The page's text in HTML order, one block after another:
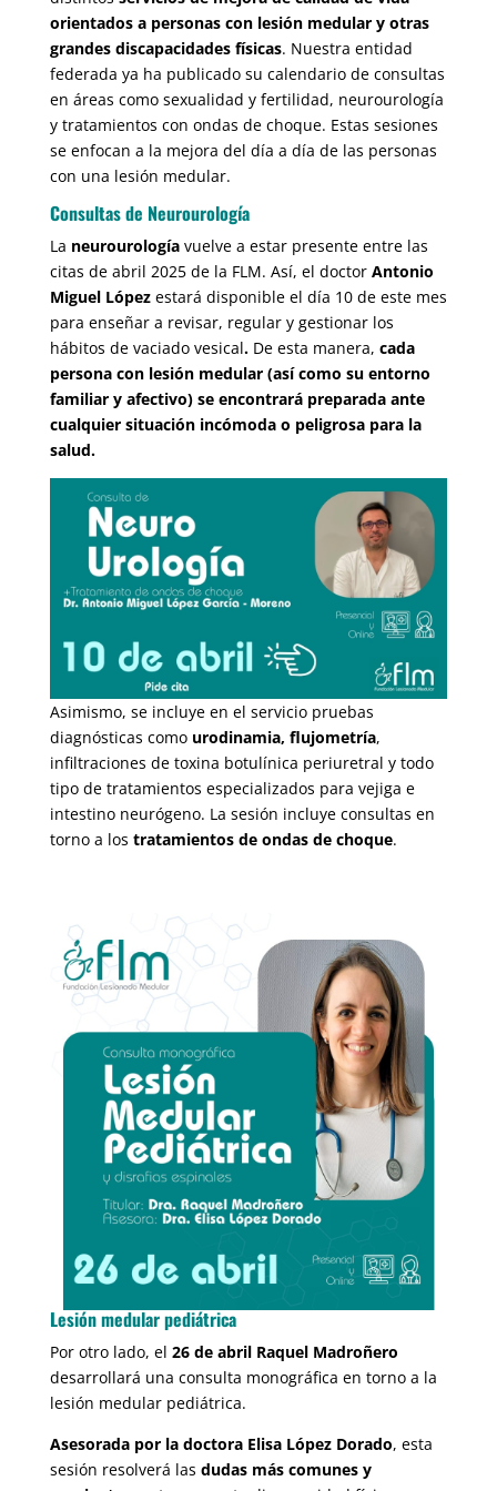
orientados a personas con lesión medular y otras
grandes discapacidades físicas. Nuestra entidad
federada ya ha publicado su calendario de consultas
en áreas como sexualidad y fertilidad, neurourología
y tratamientos con ondas de choque. Estas sesiones
se enfocan a la mejora del día a día de las personas
con una lesión medular.
Consultas de Neurourología
La neurourología vuelve a estar presente entre las
citas de abril 2025 de la FLM. Así, el doctor Antonio
Miguel López estará disponible el día 10 de este mes
para enseñar a revisar, regular y gestionar los
hábitos de vaciado vesical. De esta manera, cada
persona con lesión medular (así como su entorno
familiar y afectivo) se encontrará preparada ante
cualquier situación incómoda o peligrosa para la
salud.
Asimismo, se incluye en el servicio pruebas
diagnósticas como urodinamia, flujometría,
infiltraciones de toxina botulínica periuretral y todo
tipo de tratamientos especializados para vejiga e
intestino neurógeno. La sesión incluye consultas en
torno a los tratamientos de ondas de choque.
Lesión medular pediátrica
Por otro lado, el 26 de abril Raquel Madroñero
desarrollará una consulta monográfica en torno a la
lesión medular pediátrica.
Asesorada por la doctora Elisa López Dorado, esta
sesión resolverá las dudas más comunes y